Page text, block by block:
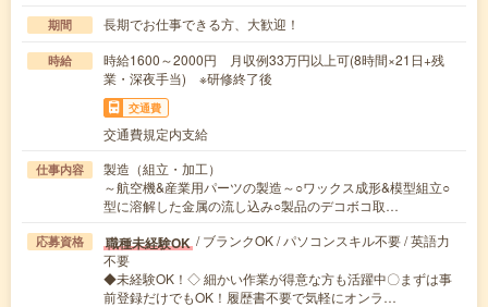
期間 長期でお仕事できる方、大歓迎！
時給
時給1600～2000円 月収例33万円以上可(8時間×21日+残
業・深夜手当) ※研修終了後
交通費
交通費規定内支給
仕事内容
製造（組立・加工）
～航空機&産業用パーツの製造～○ワックス成形&模型組立○
型に溶解した金属の流し込み○製品のデコボコ取…
応募資格 職種未経験OK / ブランクOK / パソコンスキル不要 / 英語力
不要
◆未経験OK！◇ 細かい作業が得意な方も活躍中〇まずは事
前登録だけでもOK！履歴書不要で気軽にオンラ…